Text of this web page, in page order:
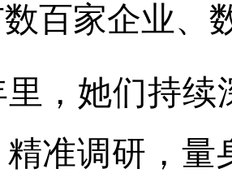
百家企业、
，她们持续
准调研，